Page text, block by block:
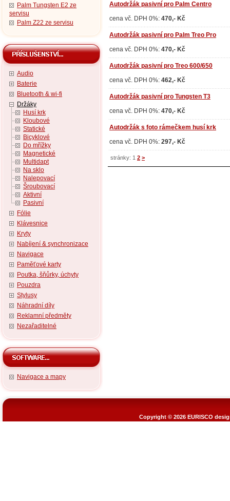
Palm Tungsten E2 ze
servisu
Palm Z22 ze servisu
Audio
Baterie
Bluetooth & wi-fi
Držáky
Husí krk
Kloubové
Statické
Bicyklové
Do mřížky
Magnetické
Multidapt
Na sklo
Nalepovací
Šroubovací
Aktivní
Pasivní
Fólie
Klávesnice
Kryty
Nabíjení & synchronizace
Navigace
Paměťové karty
Poutka, šňůrky, úchyty
Pouzdra
Stylusy
Náhradní díly
Reklamní předměty
Nezařaditelné
Navigace a mapy
Autodržák pasivní pro Palm Centro
cena vč. DPH 0%: 470,- Kč
Autodržák pasivní pro Palm Treo Pro
cena vč. DPH 0%: 470,- Kč
Autodržák pasivní pro Treo 600/650
cena vč. DPH 0%: 462,- Kč
Autodržák pasivní pro Tungsten T3
cena vč. DPH 0%: 470,- Kč
Autodržák s foto rámečkem husí krk
cena vč. DPH 0%: 297,- Kč
stránky: 1 2 >
Copyright © 2026 EURISCO